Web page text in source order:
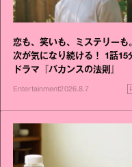
恋も、笑いも、ミステリーも
次が気になり続ける！ 1話15
ドラマ『バカンスの法則』
Entertainment2026.8.7